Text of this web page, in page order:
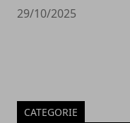
29/10/2025
CATEGORIE